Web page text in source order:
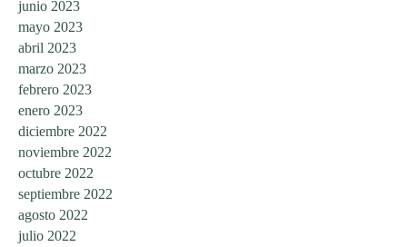
junio 2023
mayo 2023
abril 2023
marzo 2023
febrero 2023
enero 2023
diciembre 2022
noviembre 2022
octubre 2022
septiembre 2022
agosto 2022
julio 2022